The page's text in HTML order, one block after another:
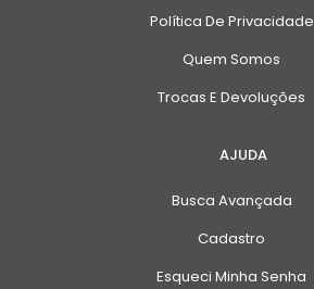
Política De Privacidade
Quem Somos
Trocas E Devoluções
AJUDA
Busca Avançada
Cadastro
Esqueci Minha Senha